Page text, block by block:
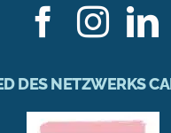
DES NETZWERKS